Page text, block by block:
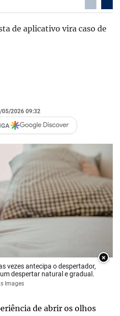
de aplicativo vira caso de
05/2026 09:32
×
vezes antecipa o despertador,
despertar natural e gradual.
Images
de abrir os olhos